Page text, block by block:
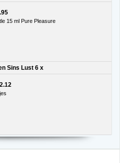
15 ml Pure Pleasure
Sins Lust 6 x